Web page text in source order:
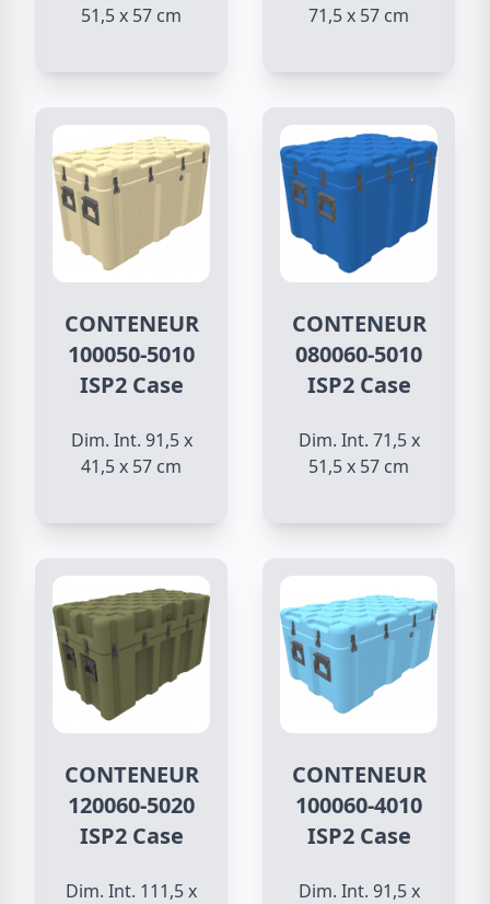
51,5 x 57 cm
71,5 x 57 cm
CONTENEUR
100050-5010
ISP2 Case
Dim. Int. 91,5 x
41,5 x 57 cm
CONTENEUR
080060-5010
ISP2 Case
Dim. Int. 71,5 x
51,5 x 57 cm
CONTENEUR
120060-5020
ISP2 Case
Dim. Int. 111,5 x
CONTENEUR
100060-4010
ISP2 Case
Dim. Int. 91,5 x